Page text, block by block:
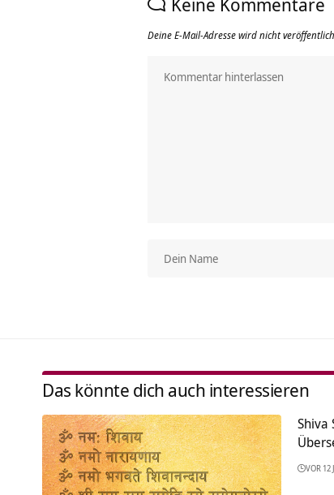
Deine E-Mail-Adresse wird nicht
Das könnte dich auch interessieren
Shiva
VOR 12